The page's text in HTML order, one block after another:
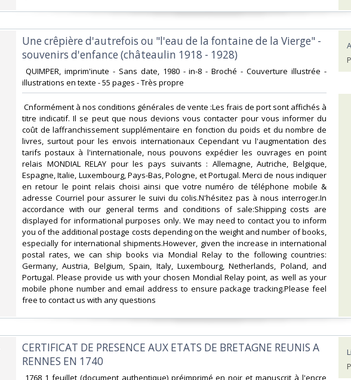
‎Une crêpière d'autrefois ou "l'eau de la fontaine de la Vierge" -
souvenirs d'enfance (châteaulin 1918 - 1928)‎
‎ QUIMPER, imprim'inute - Sans date, 1980 - in-8 - Broché - Couverture illustrée -
illustrations en texte - 55 pages - Très propre‎
‎ Cnformément à nos conditions générales de vente :Les frais de port sont affichés à
titre indicatif. Il se peut que nous devions vous contacter pour vous informer du
coût de laffranchissement supplémentaire en fonction du poids et du nombre de
livres, surtout pour les envois internationaux Cependant vu l'augmentation des
tarifs postaux à l'internationale, nous pouvons expédier les ouvrages en point
relais MONDIAL RELAY pour les pays suivants : Allemagne, Autriche, Belgique,
Espagne, Italie, Luxembourg, Pays-Bas, Pologne, et Portugal. Merci de nous indiquer
en retour le point relais choisi ainsi que votre numéro de téléphone mobile &
adresse Courriel pour assurer le suivi du colis.N'hésitez pas à nous interroger.In
accordance with our general terms and conditions of sale:Shipping costs are
displayed for informational purposes only. We may need to contact you to inform
you of the additional postage costs depending on the weight and number of books,
especially for international shipments.However, given the increase in international
postal rates, we can ship books via Mondial Relay to the following countries:
Germany, Austria, Belgium, Spain, Italy, Luxembourg, Netherlands, Poland, and
Portugal. Please provide us with your chosen Mondial Relay point, as well as your
mobile phone number and email address to ensure package tracking.Please feel
free to contact us with any questions‎
‎CERTIFICAT DE PRESENCE AUX ETATS DE BRETAGNE REUNIS A
RENNES EN 1740‎
‎ 1768 1 feuillet (document authentique) préimprimé en noir et manuscrit à l'encre